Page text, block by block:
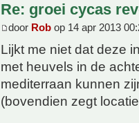
Re: groei cycas
door Rob op 14 apr 2013
Lijkt me niet dat deze
met heuvels in de
mediterraan kunnen
(bovendien zegt